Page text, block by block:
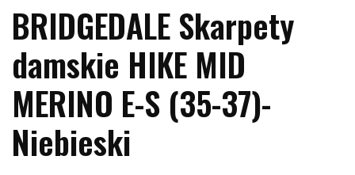
BRIDGEDALE Skarpety
damskie HIKE MID
MERINO E-S (35-37)-
Niebieski